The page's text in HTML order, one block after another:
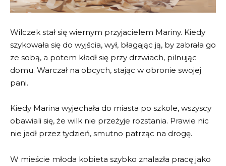
Wilczek stał się wiernym przyjacielem Mariny. Kiedy
szykowała się do wyjścia, wył, błagając ją, by zabrała go
ze sobą, a potem kładł się przy drzwiach, pilnując
domu. Warczał na obcych, stając w obronie swojej
pani.
Kiedy Marina wyjechała do miasta po szkole, wszyscy
obawiali się, że wilk nie przeżyje rozstania. Prawie nic
nie jadł przez tydzień, smutno patrząc na drogę.
W mieście młoda kobieta szybko znalazła pracę jako